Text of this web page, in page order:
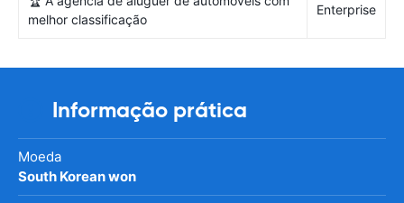
melhor classificação
Enterprise
Informação prática
Moeda
South Korean won